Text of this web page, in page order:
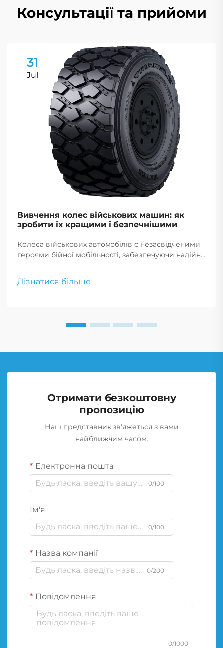
Консультації та прийоми
31
Jul
Вивчення колес військових машин: як
зробити їх кращими і безпечнішими
Колеса військових автомобілів є незасвідченими
героями бійної мобільності, забезпечуючи надійну
Дізнатися більше
Отримати безкоштовну
пропозицію
Наш представник зв'яжеться з вами
найближчим часом.
Електронна пошта
0/100
Ім'я
0/100
Назва компанії
0/200
Повідомлення
0/1000